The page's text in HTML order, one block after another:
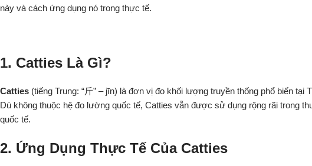
này và cách ứng dụng nó trong thực tế.
1. Catties Là Gì?
Catties (tiếng Trung: “斤” – jīn) là đơn vị đo khối lượng truyền thống phổ biến
Dù không thuộc hệ đo lường quốc tế, Catties vẫn được sử dụng rộng rãi trong
quốc tế.
2. Ứng Dụng Thực Tế Của Catties